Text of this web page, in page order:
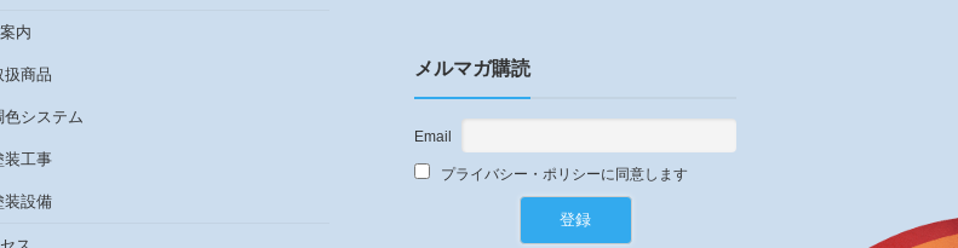
内
扱商品
色システム
装工事
装設備
メルマガ購読
Email
プライバシー・ポリシーに同意します